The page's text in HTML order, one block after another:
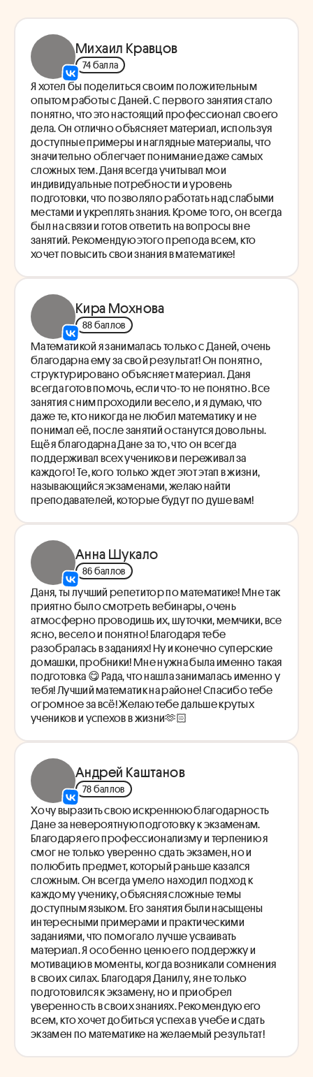
Михаил Кравцов
74 балла
Я хотел бы поделиться своим положительным
опытом работы с Даней. С первого занятия стало
понятно, что это настоящий профессионал своего
дела. Он отлично объясняет материал, используя
доступные примеры и наглядные материалы, что
значительно облегчает понимание даже самых
сложных тем. Даня всегда учитывал мои
индивидуальные потребности и уровень
подготовки, что позволяло работать над слабыми
местами и укреплять знания. Кроме того, он всегда
был на связи и готов ответить на вопросы вне
занятий. Рекомендую этого препода всем, кто
хочет повысить свои знания в математике!
Кира Мохнова
88 баллов
Математикой я занималась только с Даней, очень
благодарна ему за свой результат! Он понятно,
структурировано объясняет материал. Даня
всегда готов помочь, если что-то не понятно. Все
занятия с ним проходили весело, и я думаю, что
даже те, кто никогда не любил математику и не
понимал её, после занятий останутся довольны.
Ещё я благодарна Дане за то, что он всегда
поддерживал всех учеников и переживал за
каждого! Те, кого только ждет этот этап в жизни,
называющийся экзаменами, желаю найти
преподавателей, которые будут по душе вам!
Анна Шукало
86 баллов
Даня, ты лучший репетитор по математике! Мне так
приятно было смотреть вебинары, очень
атмосферно проводишь их, шуточки, мемчики, все
ясно, весело и понятно! Благодаря тебе
разобралась в заданиях! Ну и конечно суперские
домашки, пробники! Мне нужна была именно такая
подготовка 😋 Рада, что нашла занималась именно у
тебя! Лучший математик на районе! Спасибо тебе
огромное за всё! Желаю тебе дальше крутых
учеников и успехов в жизни🫶🏻
Андрей Каштанов
78 баллов
Хочу выразить свою искреннюю благодарность
Дане за невероятную подготовку к экзаменам.
Благодаря его профессионализму и терпению я
смог не только уверенно сдать экзамен, но и
полюбить предмет, который раньше казался
сложным. Он всегда умело находил подход к
каждому ученику, объясняя сложные темы
доступным языком. Его занятия были насыщены
интересными примерами и практическими
заданиями, что помогало лучше усваивать
материал. Я особенно ценю его поддержку и
мотивацию в моменты, когда возникали сомнения
в своих силах. Благодаря Данилу, я не только
подготовился к экзамену, но и приобрел
уверенность в своих знаниях. Рекомендую его
всем, кто хочет добиться успеха в учебе и сдать
экзамен по математике на желаемый результат!